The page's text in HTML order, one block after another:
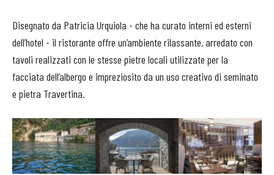
Disegnato da Patricia Urquiola - che ha curato interni ed esterni
dell’hotel - il ristorante offre un’ambiente rilassante, arredato con
tavoli realizzati con le stesse pietre locali utilizzate per la
facciata dell’albergo e impreziosito da un uso creativo di seminato
e pietra Travertina.